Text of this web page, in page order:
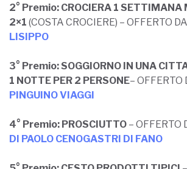
2° Premio: CROCIERA 1 SETTIMANA
2×1 (COSTA CROCIERE) – OFFERTO DA
LISIPPO
3° Premio:SOGGIORNO IN UNA
1 NOTTE PER 2 PERSONE– OFFERTO
PINGUINO VIAGGI
4° Premio: PROSCIUTTO – OFFERTO
DI PAOLO CENOGASTRI DI FANO